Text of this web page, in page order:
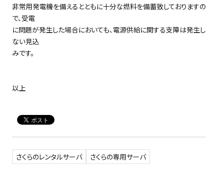
非常用発電機を備えるとともに十分な燃料を備蓄致しておりますの
で、受電
に問題が発生した場合においても、電源供給に関する支障は発生し
ない見込
みです。
以上
さくらのレンタルサーバ さくらの専用サーバ